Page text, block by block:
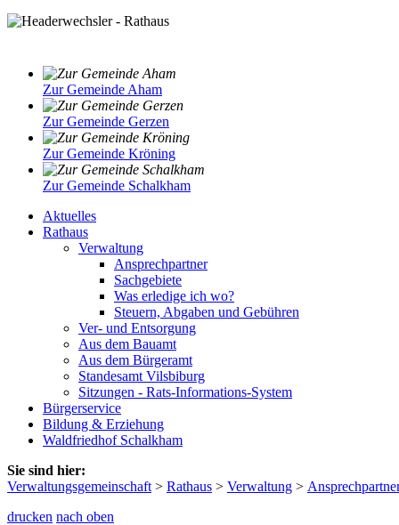
Zur Gemeinde Aham
Zur Gemeinde Gerzen
Zur Gemeinde Kröning
Zur Gemeinde Schalkham
Aktuelles
Rathaus
Verwaltung
Ansprechpartner
Sachgebiete
Was erledige ich wo?
Steuern, Abgaben und Gebühren
Ver- und Entsorgung
Aus dem Bauamt
Aus dem Bürgeramt
Standesamt Vilsbiburg
Sitzungen - Rats-Informations-System
Bürgerservice
Bildung & Erziehung
Waldfriedhof Schalkham
Sie sind hier:
Verwaltungsgemeinschaft > Rathaus > Verwaltung >
drucken nach oben